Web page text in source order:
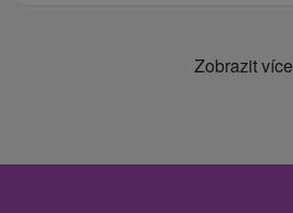
Zobrazit více